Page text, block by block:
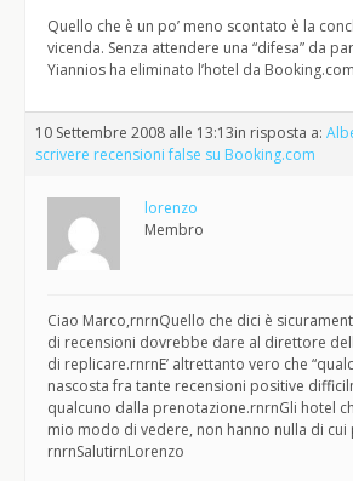
Quello che è un po’ meno scontato è la
vicenda. Senza attendere una “difesa” da
Yiannios ha eliminato l’hotel da
10 Settembre 2008 alle 13:13in risposta a:
scrivere recensioni false su Booking.com
lorenzo
Membro
Ciao Marco,rnrnQuello che dici è
di recensioni dovrebbe dare al direttore
di replicare.rnrnE’ altrettanto vero che
nascosta fra tante recensioni positive
qualcuno dalla prenotazione.rnrnGli hotel
mio modo di vedere, non hanno nulla di
rnrnSalutirnLorenzo